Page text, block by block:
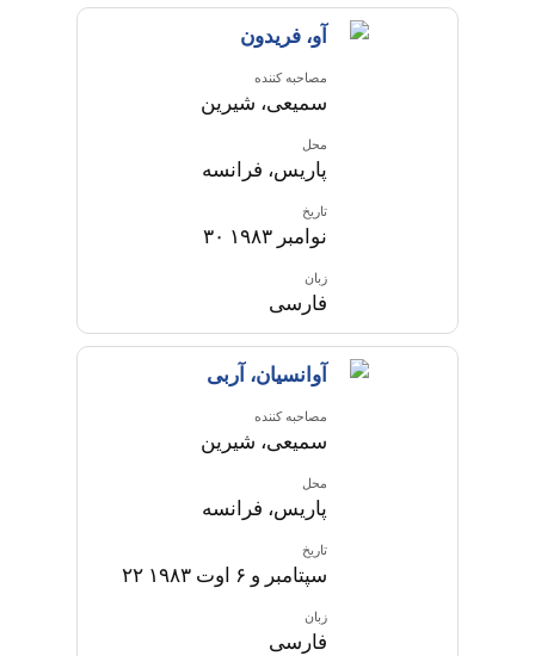
آو، فریدون
مصاحبه کننده
سمیعی، شیرین
محل
پاریس، فرانسه
تاریخ
۳۰ نوامبر ۱۹۸۳
زبان
فارسی
آوانسیان، آربی
مصاحبه کننده
سمیعی، شیرین
محل
پاریس، فرانسه
تاریخ
۲۲ سپتامبر و ۶ اوت ۱۹۸۳
زبان
فارسی